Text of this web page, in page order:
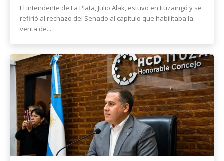
El intendente de La Plata, Julio Alak, estuvo en Ituzaingó y se
refirió al rechazo del Senado al capítulo que habilitaba la
venta de...